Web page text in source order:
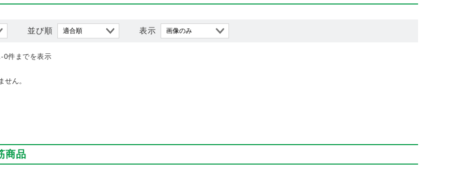
並び順 表示
件までを表示
せん。
商品